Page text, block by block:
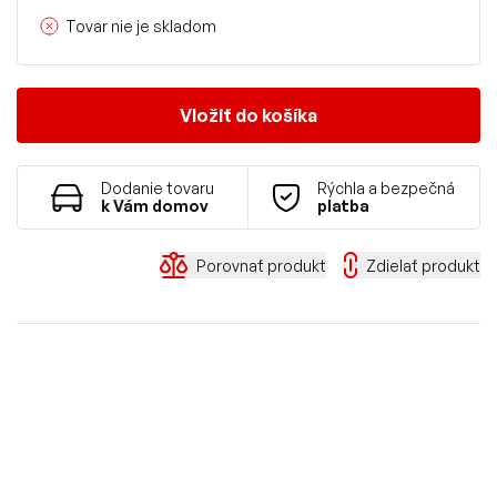
Tovar nie je skladom
Vložiť do košíka
Dodanie tovaru
k Vám domov
Rýchla a bezpečná
platba
Porovnať produkt Zdielať produkt